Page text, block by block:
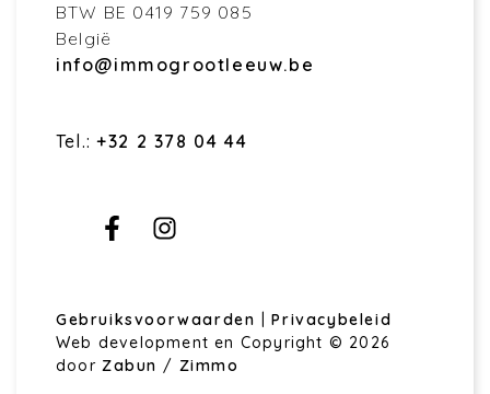
BTW BE 0419 759 085
België
info@immogrootleeuw.be
Tel.: +32 2 378 04 44
Gebruiksvoorwaarden |Privacybeleid
Web development en Copyright © 2026
door Zabun / Zimmo